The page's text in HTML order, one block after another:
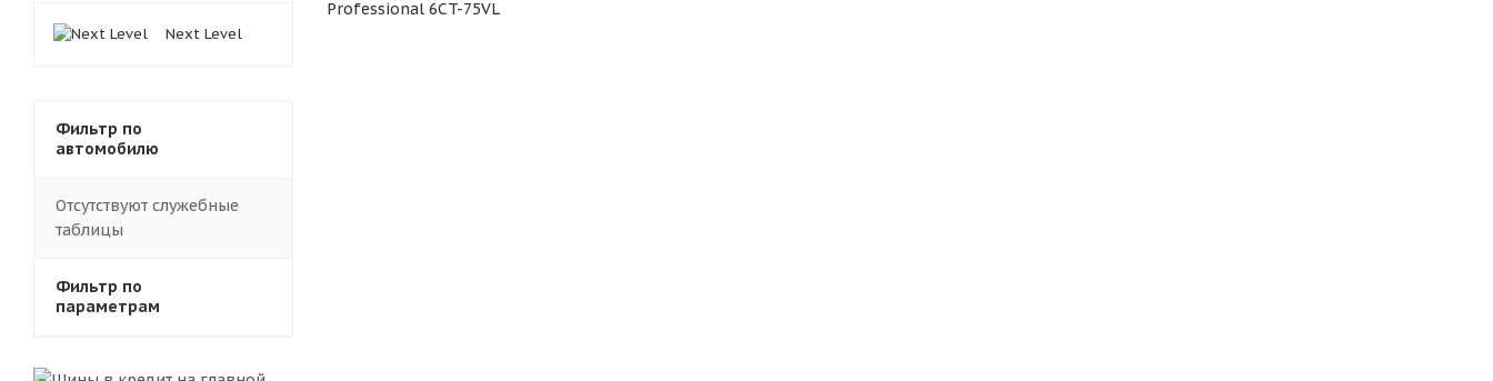
Professional 6CT-75VL
Next Level
Фильтр по
автомобилю
Отсутствуют служебные
таблицы
Фильтр по
параметрам